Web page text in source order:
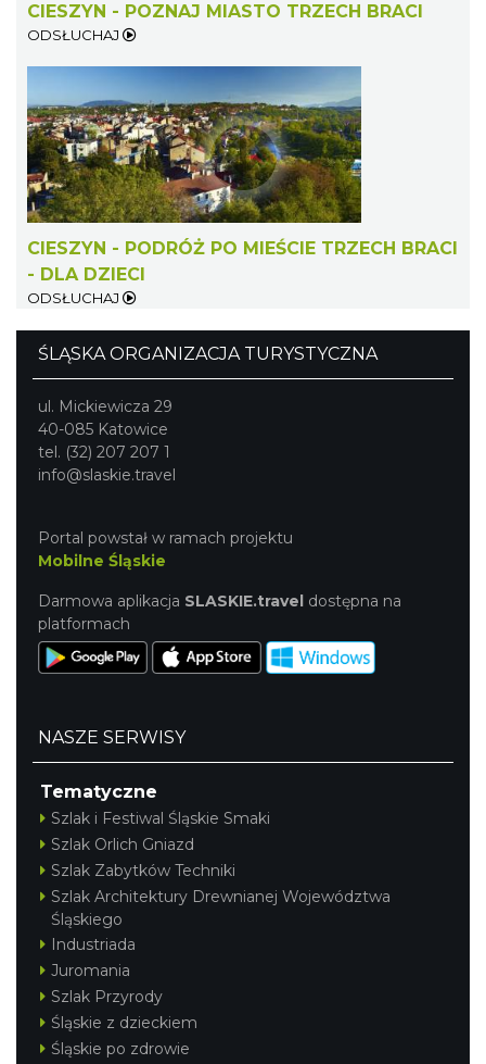
1.94 km
Cieszyn
2026-08-29
1.94 km
XV Skarby z Cieszyńskiej Trówły
Cieszyn
1.94 km
Zaprojektuj lato z Zamkiem Cieszyn
1.94 km
Cieszyn
CIESZYN - POZNAJ MIASTO TRZECH BRACI
ODSŁUCHAJ
CIESZYN - PODRÓŻ PO MIEŚCIE TRZECH BRACI
- DLA DZIECI
ODSŁUCHAJ
ŚLĄSKA ORGANIZACJA TURYSTYCZNA
ul. Mickiewicza 29
40-085 Katowice
tel. (32) 207 207 1
info@slaskie.travel
Portal powstał w ramach projektu
Mobilne Śląskie
Darmowa aplikacja SLASKIE.travel dostępna na
platformach
NASZE SERWISY
Tematyczne
Szlak i Festiwal Śląskie Smaki
Szlak Orlich Gniazd
Szlak Zabytków Techniki
Szlak Architektury Drewnianej Województwa
Śląskiego
Industriada
Juromania
Szlak Przyrody
Śląskie z dzieckiem
Śląskie po zdrowie